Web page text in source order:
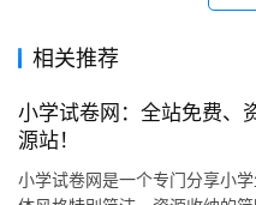
相关推荐
小学试卷网：全站免费、
源站！
小学试卷网是一个专门分享小